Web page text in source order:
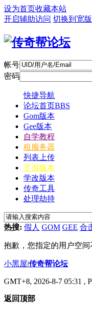
设为首页收藏本站
开启辅助访问 切换到宽版
帐号
密码
快捷导航
论坛首页BBS
Gom版本
Gee版本
自学教程
租服务器
列表上传
手游版本
学改版本
传奇工具
处理劫持
热搜: 假人 GOM GEE 合
抱歉，您指定的用户空间
小黑屋|传奇帮论坛
GMT+8, 2026-8-7 05:31 ,
返回顶部